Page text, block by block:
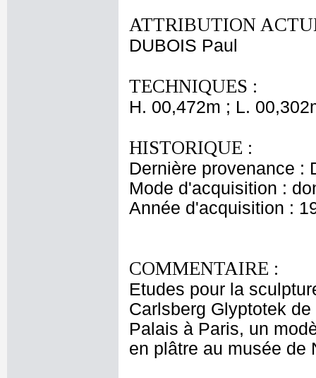
ATTRIBUTION
DUBOIS Paul
TECHNIQUES :
H. 00,472m ; L.
HISTORIQUE :
Dernière provenance :
Mode d'acquisition :
Année d'acquisition :
COMMENTAIRE :
Etudes pour la
Carlsberg Glyptotek
Palais à Paris, un
en plâtre au musée de